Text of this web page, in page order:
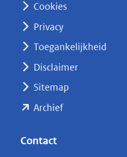
nieuw
naar
Cookies
Privacy
Toegankelijkheid
Disclaimer
Sitemap
Archief(opent
Contact